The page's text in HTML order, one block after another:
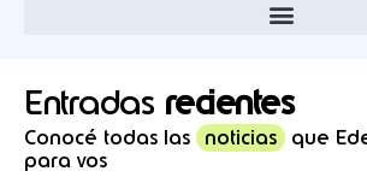
Entradas recientes
Conocé todas las noticias
que
para vos